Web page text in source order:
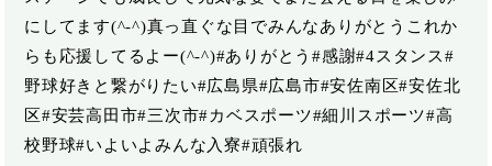
にしてます(^-^)️真っ直ぐな目でみんなありがとうこれか
らも応援してるよー(^-^)#ありがとう#感謝#4スタンス#
野球好きと繋がりたい#広島県#広島市#安佐南区#安佐北
区#安芸高田市#三次市#カベスポーツ#細川スポーツ#高
校野球#いよいよみんな入寮#頑張れ